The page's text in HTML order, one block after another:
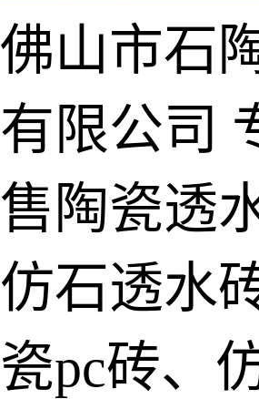
佛山市石
有限公司
售陶瓷透
仿石透水
瓷pc砖、